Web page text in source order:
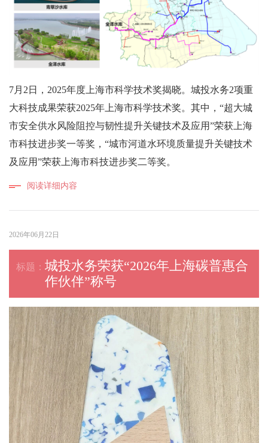
7月2日，2025年度上海市科学技术奖揭晓。城投水务2项重
大科技成果荣获2025年上海市科学技术奖。其中，“超大城
市安全供水风险阻控与韧性提升关键技术及应用”荣获上海
市科技进步奖一等奖，“城市河道水环境质量提升关键技术
及应用”荣获上海市科技进步奖二等奖。
阅读详细内容
2026年06月22日
城投水务荣获“2026年上海碳普惠合
作伙伴”称号